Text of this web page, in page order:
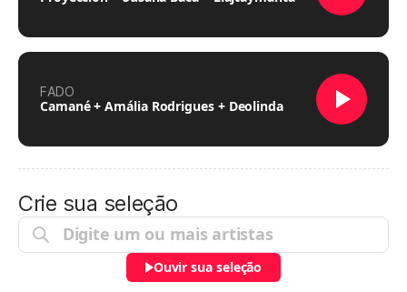
FADO
Camané + Amália Rodrigues + Deolinda
Crie sua seleção
Ouvir sua seleção